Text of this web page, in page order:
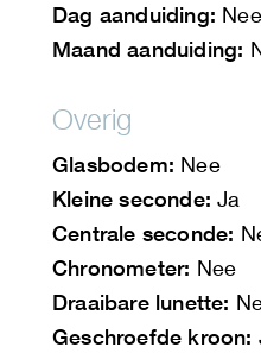
Dag aanduiding: Nee
Maand aanduiding:
Overig
Glasbodem: Nee
Kleine seconde: Ja
Centrale seconde:
Chronometer: Nee
Draaibare lunette:
Geschroefde kroon: